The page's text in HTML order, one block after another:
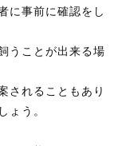
に事前に確認をし
うことが出来る場
されることもあり
ょう。